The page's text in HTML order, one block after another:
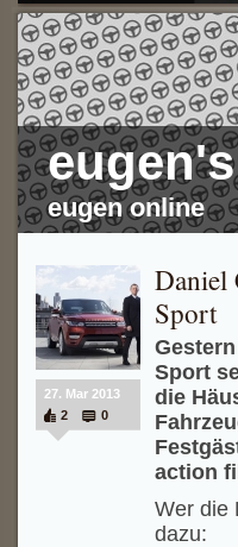
eugen online
27. Mar 2013
2
0
Daniel
Sport
Sport
die
action
Wer die
dazu: